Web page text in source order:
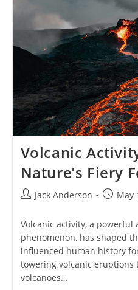
Symbol
Hope
And
Conservation
Bali
Volcanic
Nature’s Fiery
PostJack Anderson
PostMay
Volcanic activity, a
phenomenon, has shaped
influenced human history
towering volcanic eruptions
volcanoes…